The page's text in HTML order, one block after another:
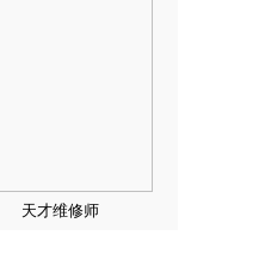
天才维修师